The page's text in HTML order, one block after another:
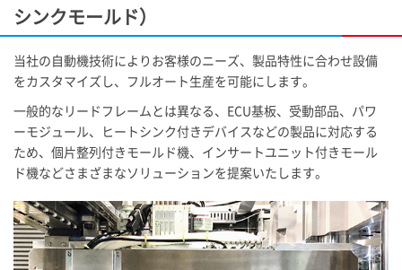
シンクモールド）
当社の自動機技術によりお客様のニーズ、製品特性に合わせ設備
をカスタマイズし、フルオート生産を可能にします。
一般的なリードフレームとは異なる、ECU基板、受動部品、パワ
ーモジュール、ヒートシンク付きデバイスなどの製品に対応する
ため、個片整列付きモールド機、インサートユニット付きモール
ド機などさまざまなソリューションを提案いたします。